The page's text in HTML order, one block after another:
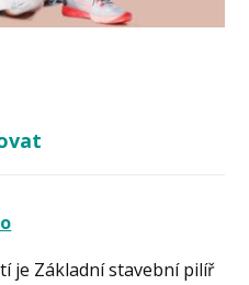
je Základní stavební pilíř